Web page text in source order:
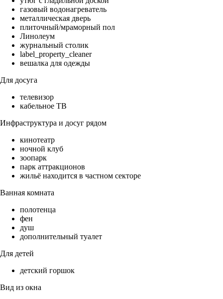
газовый водонагреватель
металлическая дверь
плиточный/мраморный пол
Линолеум
журнальный столик
label_property_cleaner
вешалка для одежды
Для досуга
телевизор
кабельное ТВ
Инфраструктура и досуг рядом
кинотеатр
ночной клуб
зоопарк
парк аттракционов
жильё находится в частном секторе
Ванная комната
полотенца
фен
душ
дополнительный туалет
Для детей
детский горшок
Вид из окна